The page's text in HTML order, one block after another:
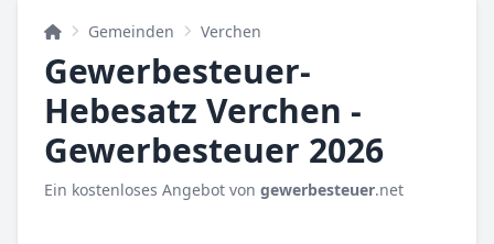
Gemeinden Verchen
Gewerbesteuer-
Hebesatz Verchen -
Gewerbesteuer 2026
Ein kostenloses Angebot von gewerbesteuer.net